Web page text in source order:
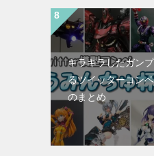
キラキラしたガン
るツイッターコン
のまとめ